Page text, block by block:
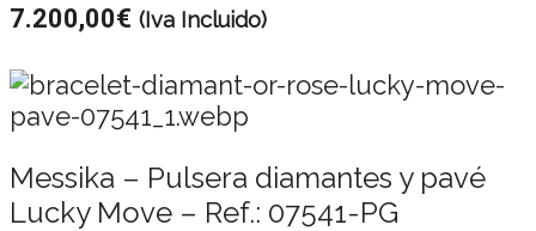
7.200,00€ (Iva Incluido)
Messika – Pulsera diamantes y pavé
Lucky Move – Ref.: 07541-PG